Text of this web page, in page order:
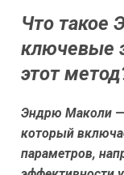
Что такое
ключевые
этот
Эндрю Маколи —
который
параметров,